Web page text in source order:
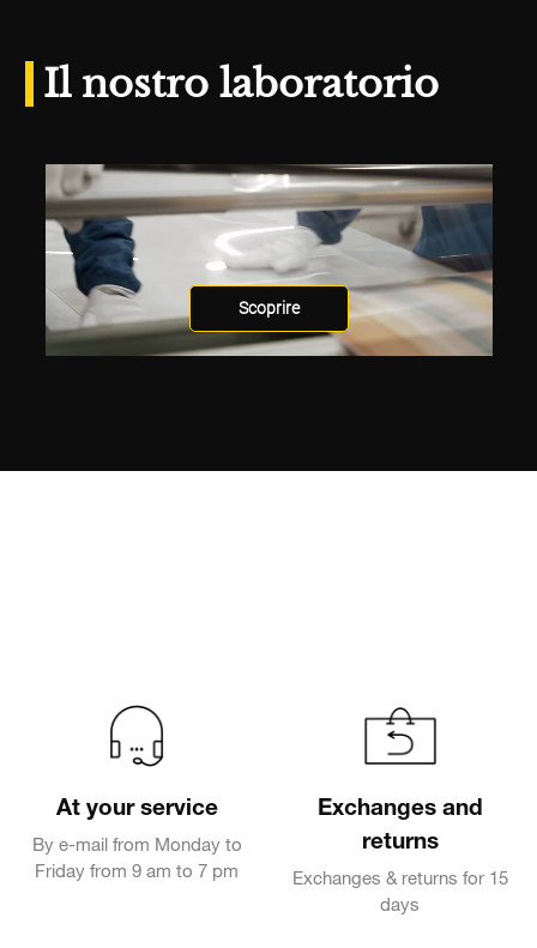
Il nostro laboratorio
Scoprire
At your service
By e-mail from Monday to
Friday from 9 am to 7 pm
Exchanges and
returns
Exchanges & returns for 15
days